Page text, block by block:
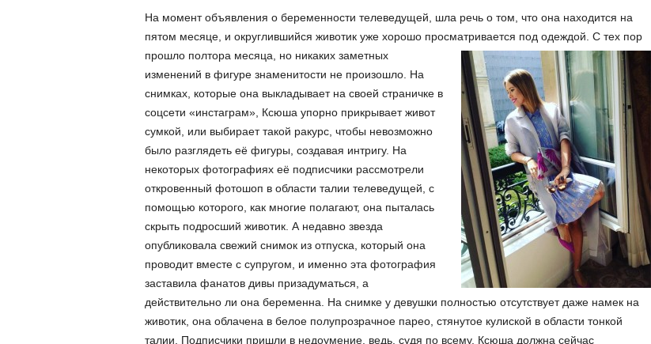
На момент объявления о беременности телеведущей, шла речь о том, что она находится на
пятом месяце, и округлившийся животик уже хорошо просматривается под одеждой. С тех пор
прошло полтора месяца, но никаких заметных
изменений в фигуре знаменитости не произошло. На
снимках, которые она выкладывает на своей страничке в
соцсети «инстаграм», Ксюша упорно прикрывает живот
сумкой, или выбирает такой ракурс, чтобы невозможно
было разглядеть её фигуры, создавая интригу. На
некоторых фотографиях её подписчики рассмотрели
откровенный фотошоп в области талии телеведущей, с
помощью которого, как многие полагают, она пыталась
скрыть подросший животик. А недавно звезда
опубликовала свежий снимок из отпуска, который она
проводит вместе с супругом, и именно эта фотография
заставила фанатов дивы призадуматься, а
действительно ли она беременна. На снимке у девушки полностью отсутствует даже намек на
животик, она облачена в белое полупрозрачное парео, стянутое кулиской в области тонкой
талии. Подписчики пришли в недоумение, ведь, судя по всему, Ксюша должна сейчас